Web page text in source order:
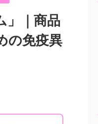
」｜商品
の免疫異